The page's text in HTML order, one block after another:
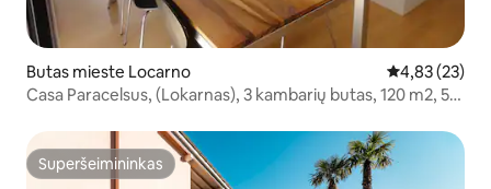
Butas mieste Locarno Vidutinis
4,83 (23)
Casa Paracelsus, (Lokarnas), 3 kambarių butas, 120 m2, 5
Superšeimininkas
Superšeimininkas